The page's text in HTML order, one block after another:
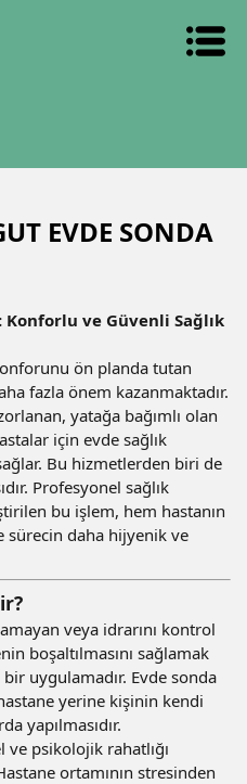
EVDE SONDA
Konforlu ve Güvenli Sağlık
ön planda tutan
fazla önem kazanmaktadır.
yatağa bağımlı olan
için evde sağlık
Bu hizmetlerden biri de
Profesyonel sağlık
bu işlem, hem hastanın
sürecin daha hijyenik ve
veya idrarını kontrol
boşaltılmasını sağlamak
uygulamadır. Evde sonda
yerine kişinin kendi
yapılmasıdır.
ve psikolojik rahatlığı
ortamının stresinden